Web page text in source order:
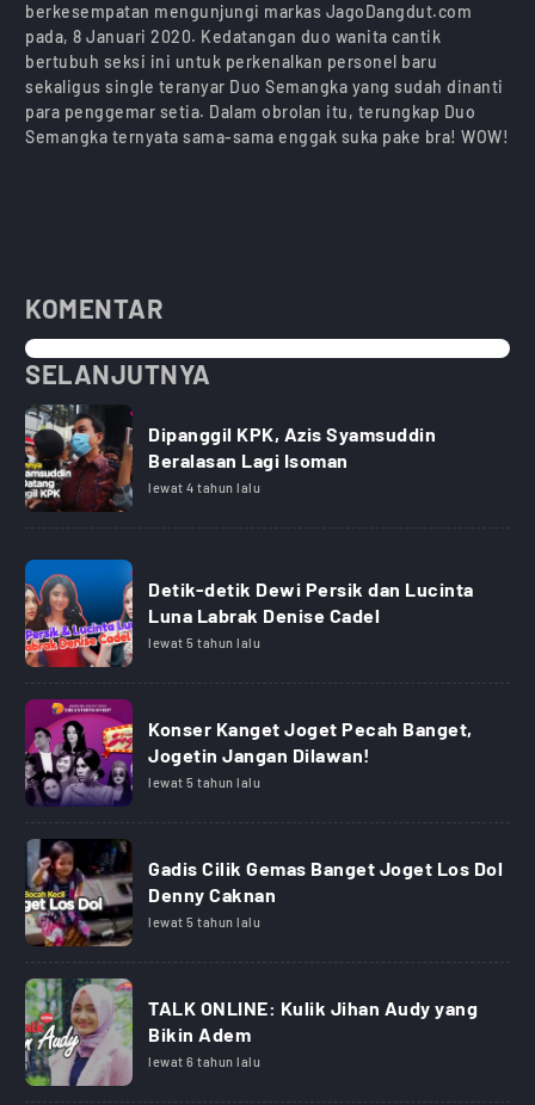
berkesempatan mengunjungi markas JagoDangdut.com
pada, 8 Januari 2020. Kedatangan duo wanita cantik
bertubuh seksi ini untuk perkenalkan personel baru
sekaligus single teranyar Duo Semangka yang sudah dinanti
para penggemar setia. Dalam obrolan itu, terungkap Duo
Semangka ternyata sama-sama enggak suka pake bra! WOW!
KOMENTAR
SELANJUTNYA
Dipanggil KPK, Azis Syamsuddin
Beralasan Lagi Isoman
lewat 4 tahun lalu
Detik-detik Dewi Persik dan Lucinta
Luna Labrak Denise Cadel
lewat 5 tahun lalu
Konser Kanget Joget Pecah Banget,
Jogetin Jangan Dilawan!
lewat 5 tahun lalu
Gadis Cilik Gemas Banget Joget Los Dol
Denny Caknan
lewat 5 tahun lalu
TALK ONLINE: Kulik Jihan Audy yang
Bikin Adem
lewat 6 tahun lalu